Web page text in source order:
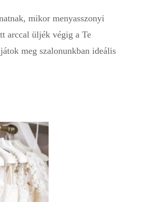
mikor menyasszonyi
arccal üljék végig a Te
meg szalonunkban ideális